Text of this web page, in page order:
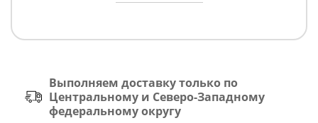
Выполняем доставку только по
Центральному и Северо-Западному
федеральному округу